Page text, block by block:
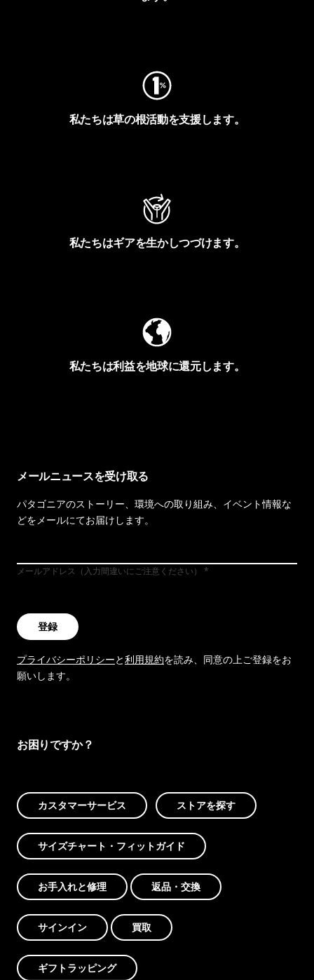
私たちは草の根活動を支援します。
私たちはギアを生かしつづけます。
私たちは利益を地球に還元します。
メールニュースを受け取る
パタゴニアのストーリー、環境への取り組み、イベント情報な
どをメールにてお届けします。
メールアドレス（入力間違いにご注意ください）
登録
プライバシーポリシーと利用規約を読み、同意の上ご登録をお
願いします。
お困りですか？
カスタマーサービス ストアを探す
サイズチャート・フィットガイド
お手入れと修理 返品・交換
サインイン 買取
ギフトラッピング